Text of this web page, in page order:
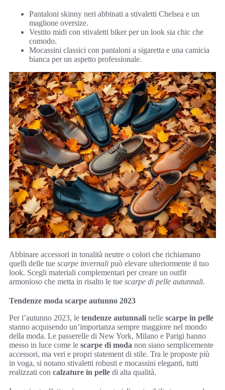
Pantaloni skinny neri abbinati a stivaletti Chelsea e un
maglione oversize.
Vestito midi con stivaletti biker per un look sia chic che
comodo.
Mocassini classici con pantaloni a sigaretta e una camicia
bianca per un aspetto professionale.
Abbinare accessori in tonalità neutre o colori che richiamano
quelli delle tue scarpe invernali può elevare ulteriormente il tuo
look. Scegli materiali complementari per creare un outfit
armonioso che metta in risalto le tue scarpe di pelle autunnali.
Tendenze moda scarpe autunno 2023
Per l’autunno 2023, le tendenze autunnali nelle scarpe in pelle
stanno acquisendo un’importanza sempre maggiore nel mondo
della moda. Le passerelle di New York, Milano e Parigi hanno
messo in luce come le scarpe di moda non siano semplicemente
accessori, ma veri e propri statement di stile. Tra le proposte più
in voga, si notano stivaletti robusti e mocassini eleganti, tutti
realizzati con calzature in pelle di alta qualità.